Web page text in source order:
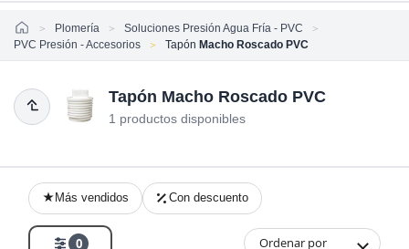
HomePlomería
Soluciones Presión Agua Fría - PVC
PVC Presión - Accesorios
Tapón Macho Roscado PVC
Tapón Macho Roscado PVC
1 productos disponibles
Más vendidos Con descuento
0 Ordenar por